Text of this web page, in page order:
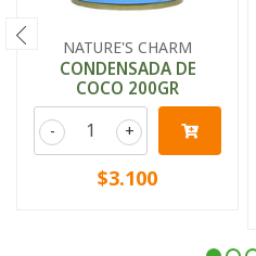
NATURE'S CHARM
CONDENSADA DE
COCO 200GR
+
-
$3.100